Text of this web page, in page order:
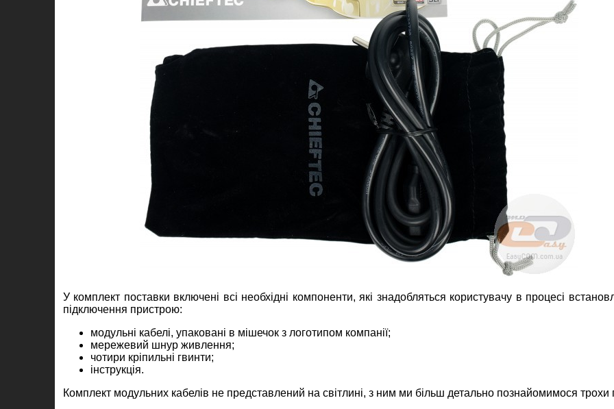
У комплект поставки включені всі необхідні компоненти, які знадобляться користувачу в процесі
підключення пристрою:
модульні кабелі, упаковані в мішечок з логотипом компанії;
мережевий шнур живлення;
чотири кріпильні гвинти;
інструкція.
Комплект модульних кабелів не представлений на світлині, з ним ми більш детально познайомимося трохи